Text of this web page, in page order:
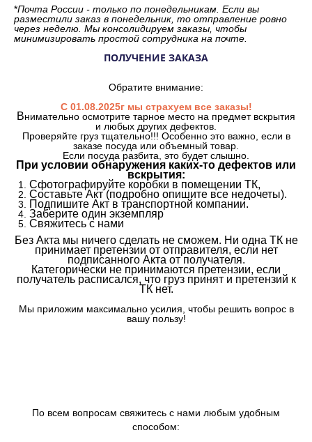
*Почта России - только по понедельникам. Если вы
разместили заказ в понедельник, то отправление ровно
через неделю. Мы консолидируем заказы, чтобы
минимизировать простой сотрудника на почте.
ПОЛУЧЕНИЕ ЗАКАЗА
Обратите внимание:
С 01.08.2025г мы страхуем все заказы!
Внимательно осмотрите тарное место на предмет вскрытия
и любых других дефектов.
Проверяйте груз тщательно!!! Особенно это важно, если в
заказе посуда или объемный товар.
Если посуда разбита, это будет слышно.
При условии обнаружения каких-то дефектов или
вскрытия:
Сфотографируйте коробки в помещении ТК,
Составьте Акт (подробно опишите все недочеты).
Подпишите Акт в транспортной компании.
Заберите один экземпляр
Свяжитесь с нами
Без Акта мы ничего сделать не сможем. Ни одна ТК не
принимает претензии от отправителя, если нет
подписанного Акта от получателя.
Категорически не принимаются претензии, если
получатель расписался, что груз принят и претензий к
ТК нет.
Мы приложим максимально усилия, чтобы решить вопрос в
вашу пользу!
По всем вопросам свяжитесь с нами любым удобным
способом: